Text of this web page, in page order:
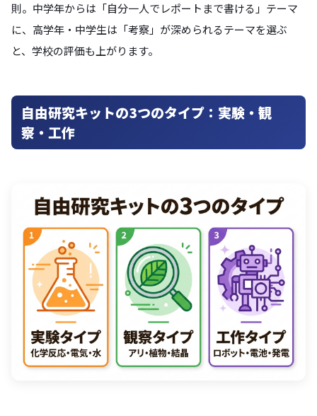
則。中学年からは「自分一人でレポートまで書ける」テーマ
に、高学年・中学生は「考察」が深められるテーマを選ぶ
と、学校の評価も上がります。
自由研究キットの3つのタイプ：実験・観
察・工作